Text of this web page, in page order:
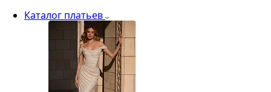
Каталог платьев